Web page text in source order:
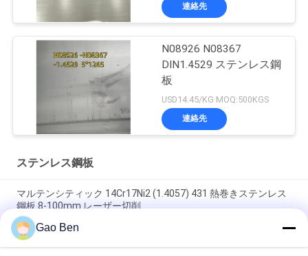
連絡先
N08926 N08367
DIN1.4529 ステンレス鋼
板
USD14.45/KG MOQ:500KGS
連絡先
ステンレス鋼板
マルテンシティック 14Cr17Ni2 (1.4057) 431 熱巻きステンレス
鋼板 8-100mm レーザー切削
合金 20 プレート Incoloy20 カーペンター20Cb-3 UNSN08020
2.4460 8MM X 1500 X 6000MM
Gao Ben